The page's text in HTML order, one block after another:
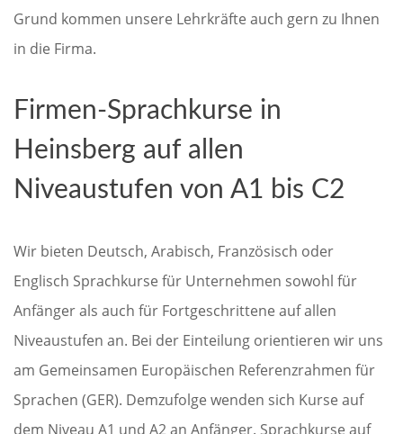
Grund kommen unsere Lehrkräfte auch gern zu Ihnen
in die Firma.
Firmen-Sprachkurse in
Heinsberg auf allen
Niveaustufen von A1 bis C2
Wir bieten Deutsch, Arabisch, Französisch oder
Englisch Sprachkurse für Unternehmen sowohl für
Anfänger als auch für Fortgeschrittene auf allen
Niveaustufen an. Bei der Einteilung orientieren wir uns
am Gemeinsamen Europäischen Referenzrahmen für
Sprachen (GER). Demzufolge wenden sich Kurse auf
dem Niveau A1 und A2 an Anfänger. Sprachkurse auf